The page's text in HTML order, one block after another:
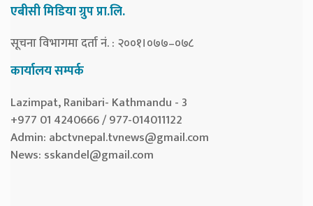
एबीसी मिडिया ग्रुप प्रा.लि.
सूचना विभागमा दर्ता नं. : २००१।०७७–०७८
कार्यालय सम्पर्क
Lazimpat, Ranibari- Kathmandu - 3
+977 01 4240666 / 977-014011122
Admin: abctvnepal.tvnews@gmail.com
News: sskandel@gmail.com